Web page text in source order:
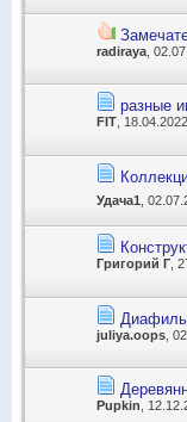
radiraya ,
разные
FIT,
Удача1 ,
Григорий Г ,
juliya.oops ,
Pupkin ,